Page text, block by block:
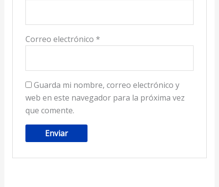
Correo electrónico *
Guarda mi nombre, correo electrónico y
web en este navegador para la próxima vez
que comente.